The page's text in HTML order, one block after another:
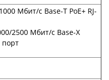
Mбит/c Base-T PoE+ RJ-
2500 Mбит/c Base-X
порт